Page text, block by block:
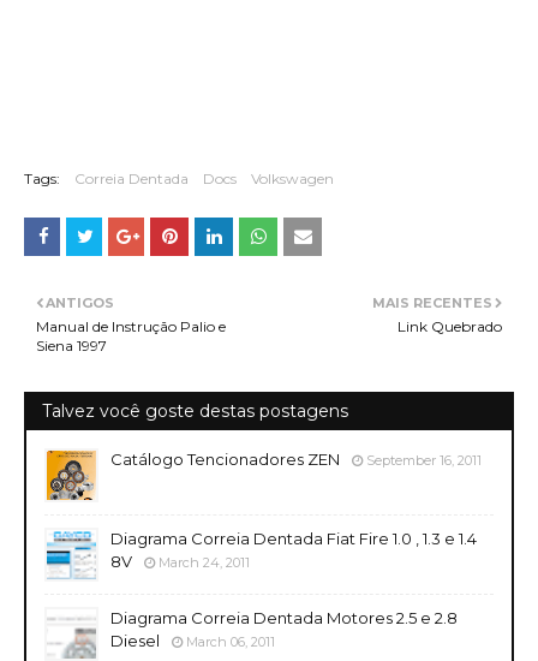
Tags: Correia Dentada Docs Volkswagen
MAIS RECENTES
Link Quebrado
ANTIGOS
Manual de Instrução Palio e
Siena 1997
Talvez você goste destas postagens
Catálogo Tencionadores ZEN September 16, 2011
Diagrama Correia Dentada Fiat Fire 1.0 , 1.3 e 1.4
8V
March 24, 2011
Diagrama Correia Dentada Motores 2.5 e 2.8
Diesel
March 06, 2011